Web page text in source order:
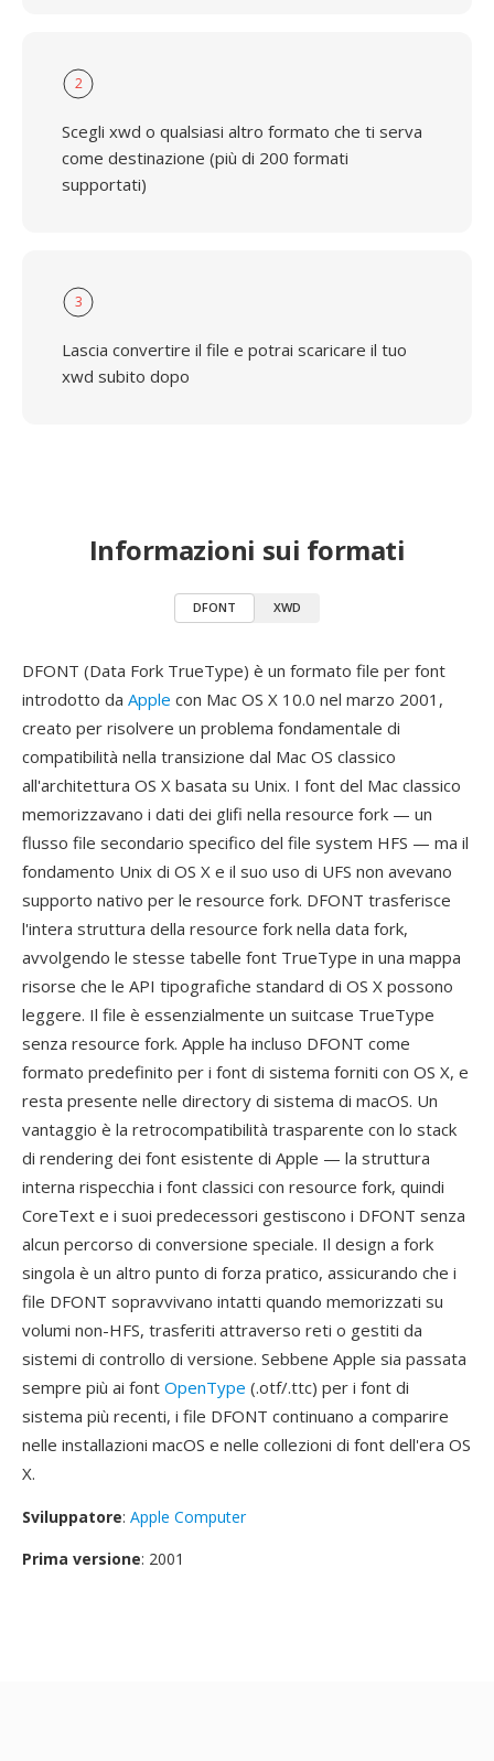
2
Scegli xwd o qualsiasi altro formato che ti serva
come destinazione (più di 200 formati
supportati)
3
Lascia convertire il file e potrai scaricare il tuo
xwd subito dopo
Informazioni sui formati
DFONT XWD
DFONT (Data Fork TrueType) è un formato file per font
introdotto da Apple con Mac OS X 10.0 nel marzo 2001,
creato per risolvere un problema fondamentale di
compatibilità nella transizione dal Mac OS classico
all'architettura OS X basata su Unix. I font del Mac classico
memorizzavano i dati dei glifi nella resource fork — un
flusso file secondario specifico del file system HFS — ma il
fondamento Unix di OS X e il suo uso di UFS non avevano
supporto nativo per le resource fork. DFONT trasferisce
l'intera struttura della resource fork nella data fork,
avvolgendo le stesse tabelle font TrueType in una mappa
risorse che le API tipografiche standard di OS X possono
leggere. Il file è essenzialmente un suitcase TrueType
senza resource fork. Apple ha incluso DFONT come
formato predefinito per i font di sistema forniti con OS X, e
resta presente nelle directory di sistema di macOS. Un
vantaggio è la retrocompatibilità trasparente con lo stack
di rendering dei font esistente di Apple — la struttura
interna rispecchia i font classici con resource fork, quindi
CoreText e i suoi predecessori gestiscono i DFONT senza
alcun percorso di conversione speciale. Il design a fork
singola è un altro punto di forza pratico, assicurando che i
file DFONT sopravvivano intatti quando memorizzati su
volumi non-HFS, trasferiti attraverso reti o gestiti da
sistemi di controllo di versione. Sebbene Apple sia passata
sempre più ai font OpenType (.otf/.ttc) per i font di
sistema più recenti, i file DFONT continuano a comparire
nelle installazioni macOS e nelle collezioni di font dell'era OS
X.
Sviluppatore: Apple Computer
Prima versione: 2001